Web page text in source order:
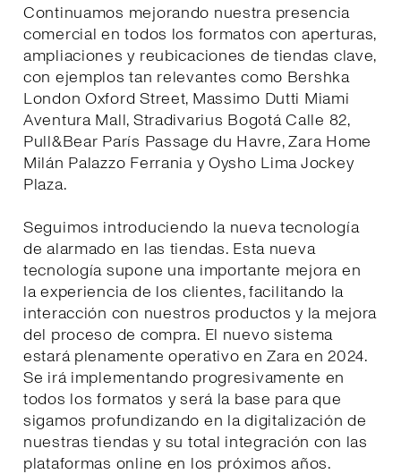
Continuamos mejorando nuestra presencia
comercial en todos los formatos con aperturas,
ampliaciones y reubicaciones de tiendas clave,
con ejemplos tan relevantes como Bershka
London Oxford Street, Massimo Dutti Miami
Aventura Mall, Stradivarius Bogotá Calle 82,
Pull&Bear París Passage du Havre, Zara Home
Milán Palazzo Ferrania y Oysho Lima Jockey
Plaza.
Seguimos introduciendo la nueva tecnología
de alarmado en las tiendas. Esta nueva
tecnología supone una importante mejora en
la experiencia de los clientes, facilitando la
interacción con nuestros productos y la mejora
del proceso de compra. El nuevo sistema
estará plenamente operativo en Zara en 2024.
Se irá implementando progresivamente en
todos los formatos y será la base para que
sigamos profundizando en la digitalización de
nuestras tiendas y su total integración con las
plataformas online en los próximos años.